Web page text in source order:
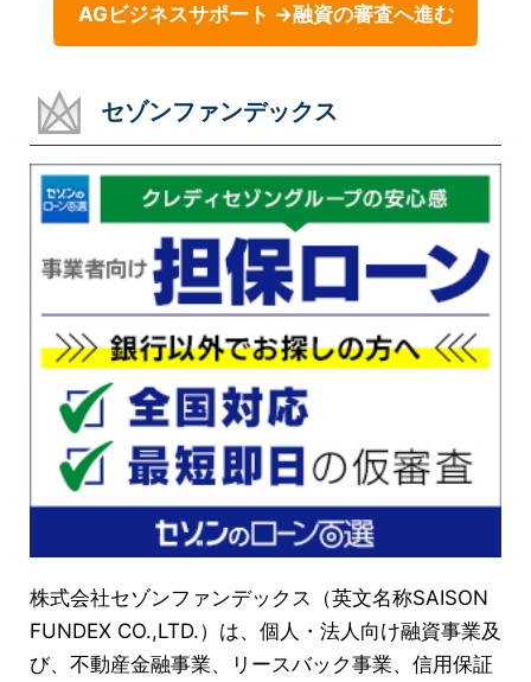
AGビジネスサポート →融資の審査へ進む
セゾンファンデックス
株式会社セゾンファンデックス（英文名称SAISON
FUNDEX CO.,LTD.）は、個人・法人向け融資事業及
び、不動産金融事業、リースバック事業、信用保証